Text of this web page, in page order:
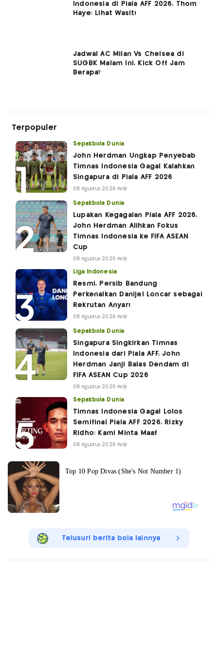
Indonesia di Piala AFF 2026, Thom
Haye: Lihat Wasit!
Jadwal AC Milan Vs Chelsea di
SUGBK Malam Ini, Kick Off Jam
Berapa?
Terpopuler
Sepakbola Dunia
John Herdman Ungkap Penyebab
Timnas Indonesia Gagal Kalahkan
Singapura di Piala AFF 2026
08 Agustus 2026 WIB
Sepakbola Dunia
Lupakan Kegagalan Piala AFF 2026,
John Herdman Alihkan Fokus
Timnas Indonesia ke FIFA ASEAN
Cup
08 Agustus 2026 WIB
Liga Indonesia
Resmi, Persib Bandung
Perkenalkan Danijel Loncar sebagai
Rekrutan Anyar!
08 Agustus 2026 WIB
Sepakbola Dunia
Singapura Singkirkan Timnas
Indonesia dari Piala AFF, John
Herdman Janji Balas Dendam di
FIFA ASEAN Cup 2026
08 Agustus 2026 WIB
Sepakbola Dunia
Timnas Indonesia Gagal Lolos
Semifinal Piala AFF 2026, Rizky
Ridho: Kami Minta Maaf
08 Agustus 2026 WIB
Telusuri berita bola lainnya